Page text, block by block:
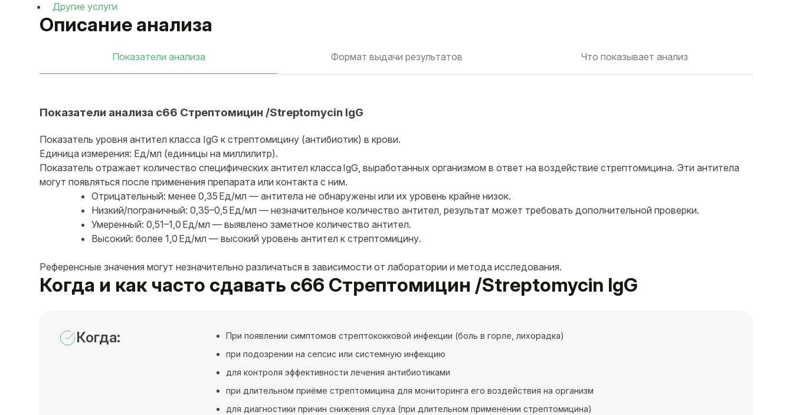
Описание анализа
Показатели анализа Формат выдачи результатов Что показывает анализ
Показатели анализа c66 Стрептомицин /Streptomycin IgG
Показатель уровня антител класса IgG к стрептомицину (антибиотик) в крови.
Единица измерения: Ед/мл (единицы на миллилитр).
Показатель отражает количество специфических антител класса IgG, выработанных организмом в ответ на воздействие стрептомицина. Эти антитела
могут появляться после применения препарата или контакта с ним.
Отрицательный: менее 0,35 Ед/мл — антитела не обнаружены или их уровень крайне низок.
Низкий/пограничный: 0,35–0,5 Ед/мл — незначительное количество антител, результат может требовать дополнительной проверки.
Умеренный: 0,51–1,0 Ед/мл — выявлено заметное количество антител.
Высокий: более 1,0 Ед/мл — высокий уровень антител к стрептомицину.
Референсные значения могут незначительно различаться в зависимости от лаборатории и метода исследования.
Когда и как часто сдавать c66 Стрептомицин /Streptomycin IgG
Когда:
При появлении симптомов стрептококковой инфекции (боль в горле, лихорадка)
при подозрении на сепсис или системную инфекцию
для контроля эффективности лечения антибиотиками
при длительном приёме стрептомицина для мониторинга его воздействия на организм
для диагностики причин снижения слуха (при длительном применении стрептомицина)
Другие услуги